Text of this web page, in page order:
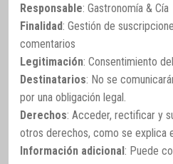
Responsable: Gastronomía & Cía
Finalidad: Gestión de
comentarios
Legitimación: Consentimiento
Destinatarios: No se
por una obligación legal.
Derechos: Acceder, rectificar y
otros derechos, como se explica
Información adicional: Puede